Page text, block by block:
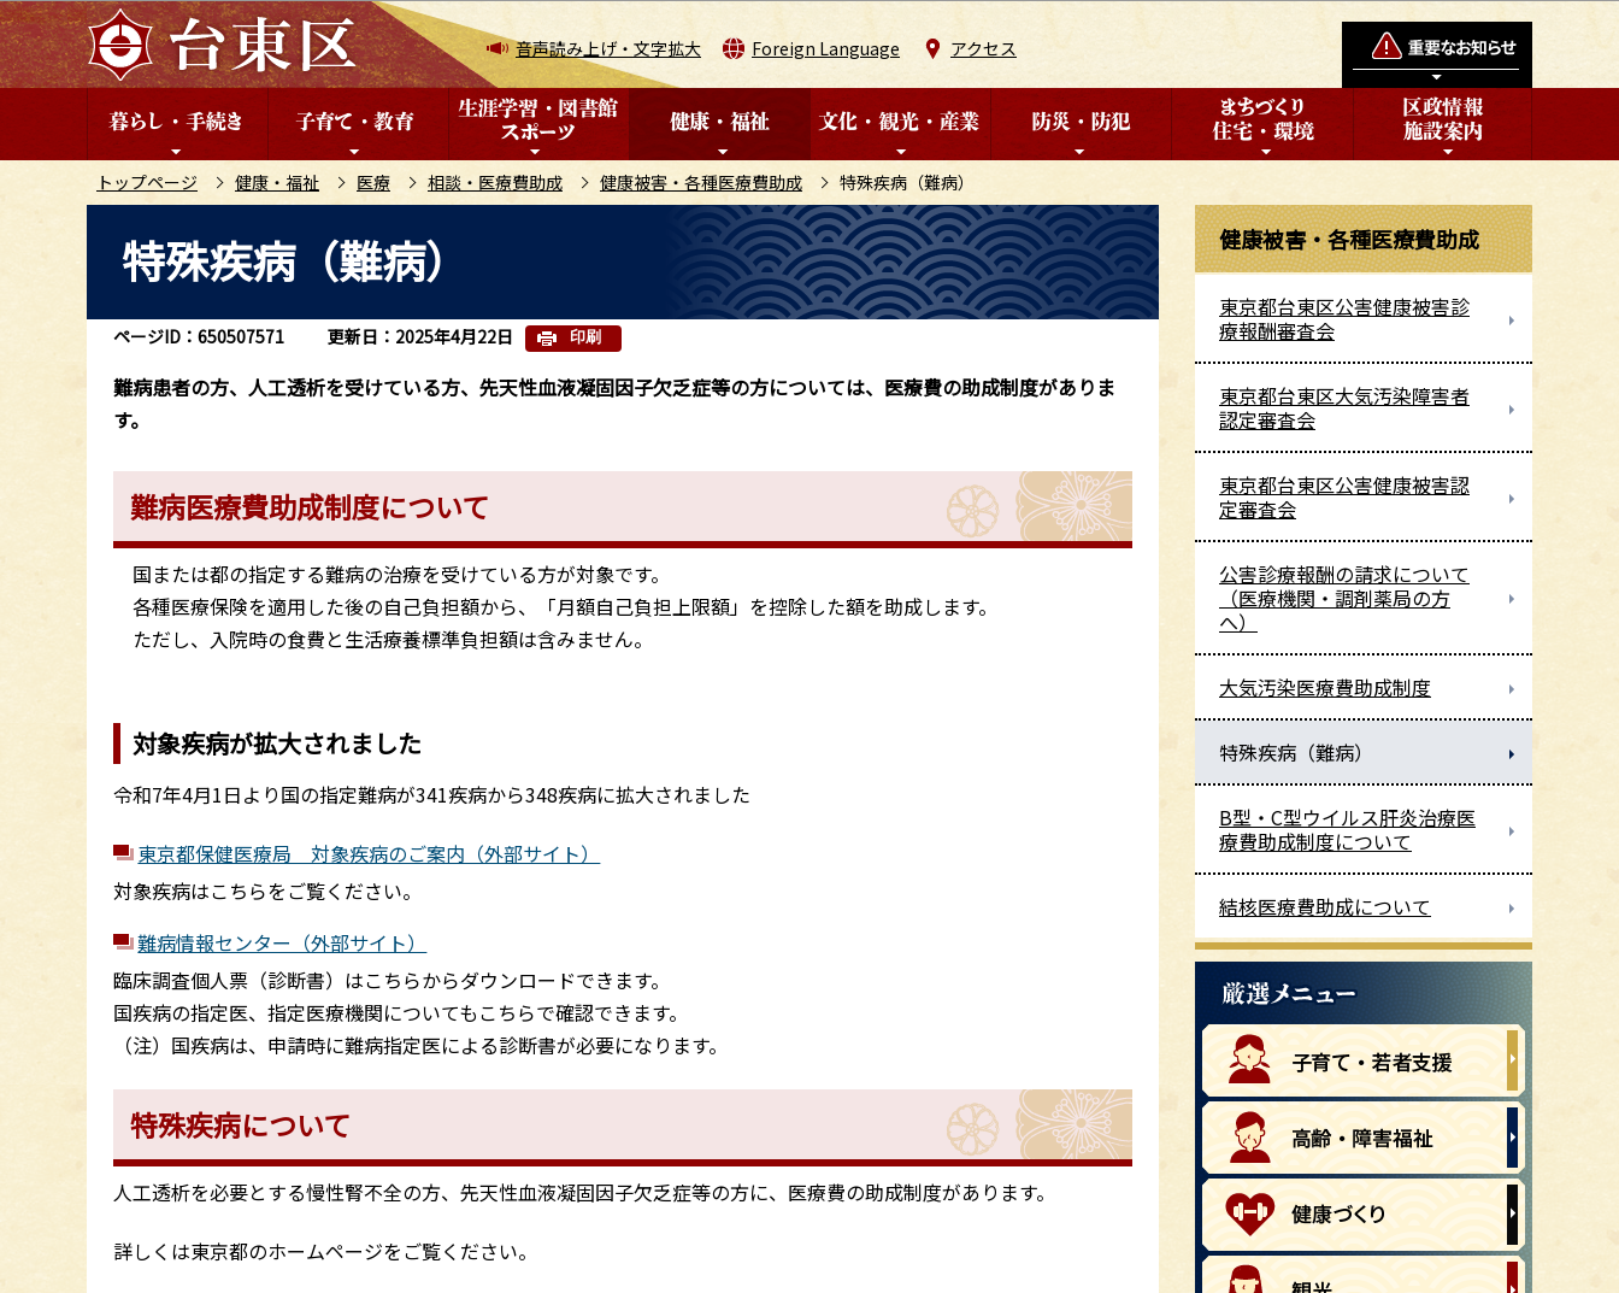
こ
の
ペ
音声読み上げ・文字拡大 Foreign Language アクセス
トップページ 健康・福祉 医療 相談・医療費助成 健康被害・各種医療費助成 特殊疾病（難病）
こ
特殊疾病（難病）
ページID：650507571 更新日：2025年4月22日 印刷
難病患者の方、人工透析を受けている方、先天性血液凝固因子欠乏症等の方については、医療費の助成制度がありま
す。
難病医療費助成制度について
国または都の指定する難病の治療を受けている方が対象です。
各種医療保険を適用した後の自己負担額から、「月額自己負担上限額」を控除した額を助成します。
ただし、入院時の食費と生活療養標準負担額は含みません。
対象疾病が拡大されました
令和7年4月1日より国の指定難病が341疾病から348疾病に拡大されました
東京都保健医療局 対象疾病のご案内（外部サイト）
対象疾病はこちらをご覧ください。
難病情報センター（外部サイト）
臨床調査個人票（診断書）はこちらからダウンロードできます。
国疾病の指定医、指定医療機関についてもこちらで確認できます。
（注）国疾病は、申請時に難病指定医による診断書が必要になります。
特殊疾病について
人工透析を必要とする慢性腎不全の方、先天性血液凝固因子欠乏症等の方に、医療費の助成制度があります。
詳しくは東京都のホームページをご覧ください。
健康被害・各種医療費助成
東京都台東区公害健康被害診
療報酬審査会
東京都台東区大気汚染障害者
認定審査会
東京都台東区公害健康被害認
定審査会
公害診療報酬の請求について
（医療機関・調剤薬局の方
へ）
大気汚染医療費助成制度
特殊疾病（難病）
B型・C型ウイルス肝炎治療医
療費助成制度について
結核医療費助成について